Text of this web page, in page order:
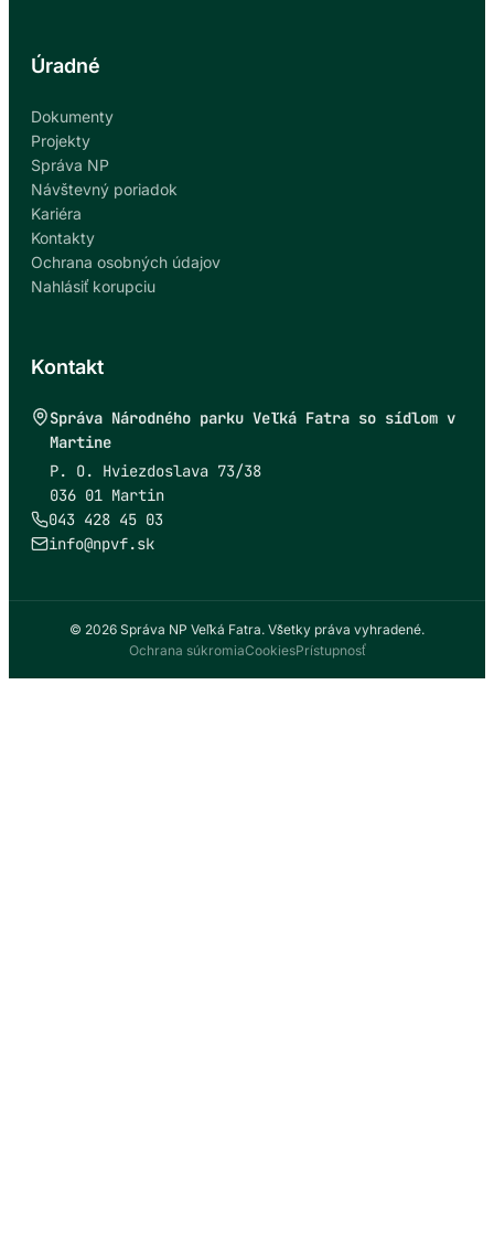
Úradné
Dokumenty
Projekty
Správa NP
Návštevný poriadok
Kariéra
Kontakty
Ochrana osobných údajov
Nahlásiť korupciu
Kontakt
Správa Národného parku Veľká Fatra so sídlom v
Martine
P. O. Hviezdoslava 73/38
036 01 Martin
043 428 45 03
info@npvf.sk
© 2026 Správa NP Veľká Fatra. Všetky práva vyhradené.
Ochrana súkromiaCookiesPrístupnosť